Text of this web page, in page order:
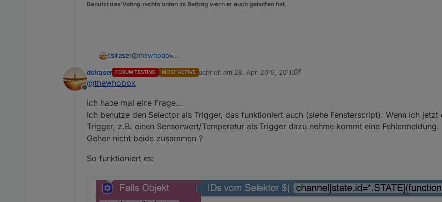
Benutzt das Voting rechts unten im Beitrag wenn er euch geholfen hat.
dslraser@thewhobox
Dank Eurer Hilfe habe ich nun mal für mich das bekannte Fensterskript aus dem Forum nachgebaut.
HMIP. Aktuell aber ohne den Status kipp.
Den Blockly Export stelle ich unten mit rein, vielleicht möchte es Jemand benutzen.
Offline
dslraser FORUM TESTING MOST ACTIVE schrieb am 28. Apr. 2019, 20:10
zuletzt editiert von dslraser
@thewhobox
ich habe mal eine Frage....
Ich benutze den Selector als Trigger, das funktioniert auch (siehe Fensterscript). Wenn ich jetzt
Trigger, z.B. einen Sensorwert/Temperatur als Trigger dazu nehme kommt eine Fehlermeldung.
Gehen nicht beide zusammen ?
So funktioniert es: